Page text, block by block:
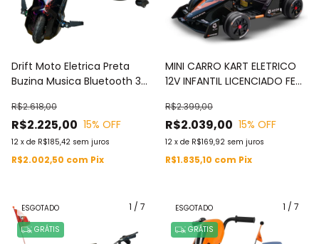
Drift Moto Eletrica Preta
Buzina Musica Bluetooth 3
BW387PT
R$2.225,00
R$2.618,00
15% OFF
12 x de R$185,42 sem juros
R$2.002,50 com Pix
MINI CARRO KART ELETRICO
12V INFANTIL LICENCIADO FE
R$2.039,00
R$2.399,00
15% OFF
12 x de R$169,92 sem juros
R$1.835,10 com Pix
1 / 7
ESGOTADO
GRÁTIS
1 / 7
ESGOTADO
GRÁTIS